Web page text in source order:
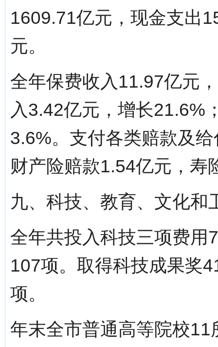
1609.71亿元，现金支出
元。
全年保费收入11.97亿元
入3.42亿元，增长21.6%
3.6%。支付各类赔款及
财产险赔款1.54亿元，寿
九、科技、教育、文化和
全年共投入科技三项费用
107项。取得科技成果奖
项。
年末全市普通高等院校